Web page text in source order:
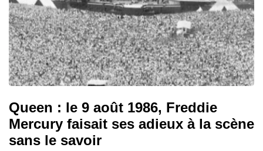
Queen : le 9 août 1986, Freddie
Mercury faisait ses adieux à la scène
sans le savoir